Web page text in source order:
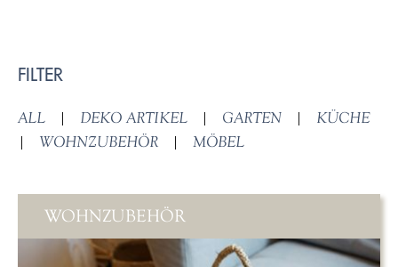
FILTER
ALL | DEKO ARTIKEL | GARTEN |
KÜCHE
|
WOHNZUBEHÖR | MÖBEL
WOHNZUBEHÖR